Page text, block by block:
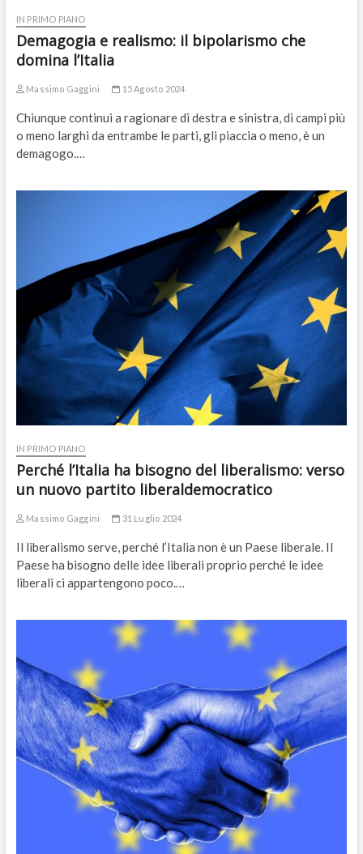
IN PRIMO PIANO
Demagogia e realismo: il bipolarismo che
domina l’Italia
Massimo Gaggini 15 Agosto 2024
Chiunque continui a ragionare di destra e sinistra, di campi più
o meno larghi da entrambe le parti, gli piaccia o meno, è un
demagogo.…
IN PRIMO PIANO
Perché l’Italia ha bisogno del liberalismo: verso
un nuovo partito liberaldemocratico
Massimo Gaggini 31 Luglio 2024
Il liberalismo serve, perché l’Italia non è un Paese liberale. Il
Paese ha bisogno delle idee liberali proprio perché le idee
liberali ci appartengono poco.…